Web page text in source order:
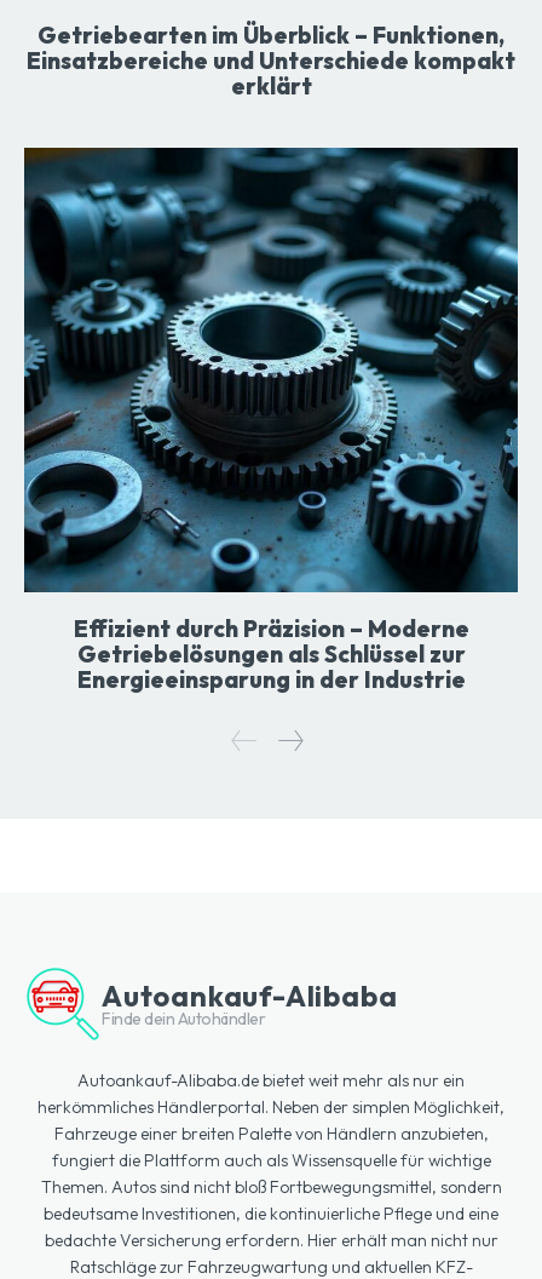
Getriebearten im Überblick – Funktionen,
Einsatzbereiche und Unterschiede kompakt
erklärt
Effizient durch Präzision – Moderne
Getriebelösungen als Schlüssel zur
Energieeinsparung in der Industrie
Autoankauf-Alibaba
Finde dein Autohändler
Autoankauf-Alibaba.de bietet weit mehr als nur ein
herkömmliches Händlerportal. Neben der simplen Möglichkeit,
Fahrzeuge einer breiten Palette von Händlern anzubieten,
fungiert die Plattform auch als Wissensquelle für wichtige
Themen. Autos sind nicht bloß Fortbewegungsmittel, sondern
bedeutsame Investitionen, die kontinuierliche Pflege und eine
bedachte Versicherung erfordern. Hier erhält man nicht nur
Ratschläge zur Fahrzeugwartung und aktuellen KFZ-